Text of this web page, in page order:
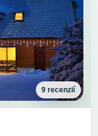
9 recenzií